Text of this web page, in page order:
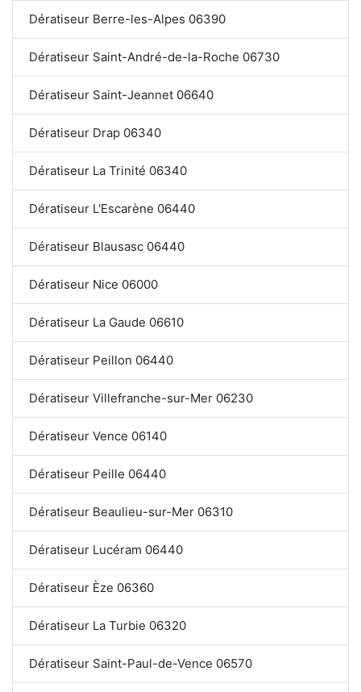
Dératiseur Berre-les-Alpes 06390
Dératiseur Saint-André-de-la-Roche 06730
Dératiseur Saint-Jeannet 06640
Dératiseur Drap 06340
Dératiseur La Trinité 06340
Dératiseur L'Escarène 06440
Dératiseur Blausasc 06440
Dératiseur Nice 06000
Dératiseur La Gaude 06610
Dératiseur Peillon 06440
Dératiseur Villefranche-sur-Mer 06230
Dératiseur Vence 06140
Dératiseur Peille 06440
Dératiseur Beaulieu-sur-Mer 06310
Dératiseur Lucéram 06440
Dératiseur Èze 06360
Dératiseur La Turbie 06320
Dératiseur Saint-Paul-de-Vence 06570